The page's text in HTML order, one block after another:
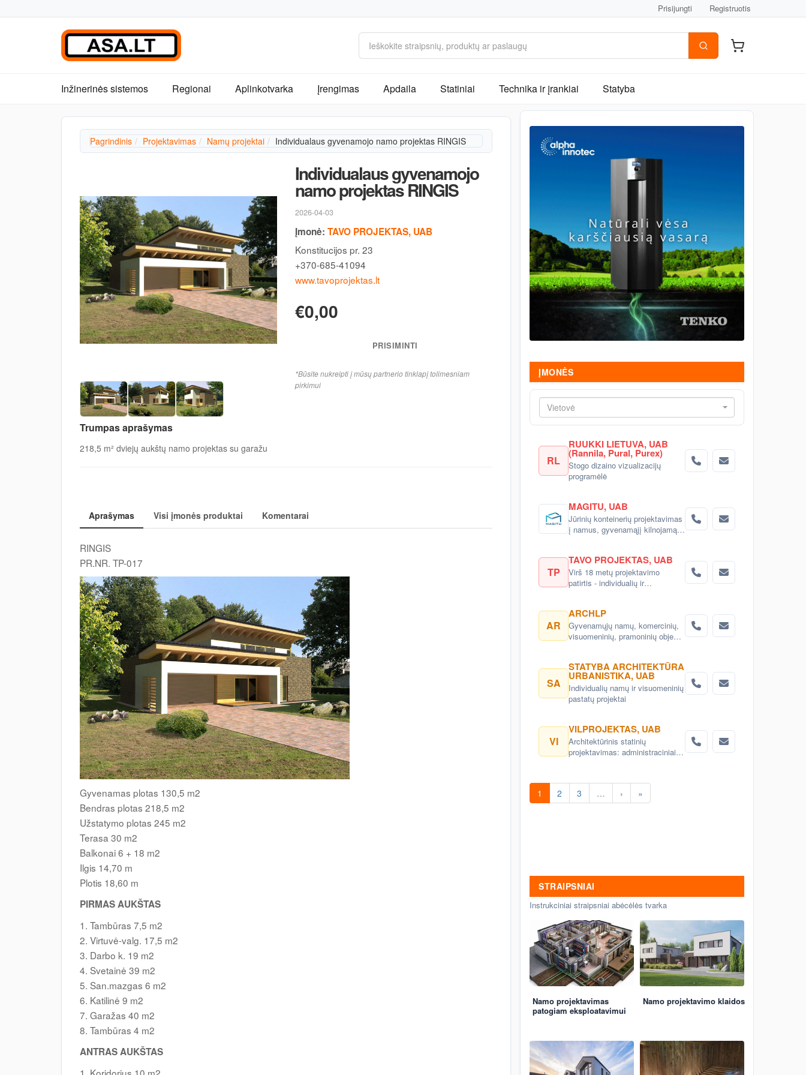
Prisijungti Registruotis
Inžinerinės sistemos Regionai Aplinkotvarka Įrengimas Apdaila Statiniai Technika ir įrankiai Statyba
Pagrindinis Projektavimas Namų projektai Individualaus gyvenamojo namo projektas RINGIS
Individualaus gyvenamojo
namo projektas RINGIS
2026-04-03
Įmonė: TAVO PROJEKTAS, UAB
Konstitucijos pr. 23
+370-685-41094
www.tavoprojektas.lt
€0,00
PRISIMINTI
*Būsite nukreipti į mūsų partnerio tinklapį tolimesniam
pirkimui
Trumpas aprašymas
218,5 m² dviejų aukštų namo projektas su garažu
Aprašymas Visi įmonės produktai Komentarai
RINGIS
PR.NR. TP-017
Gyvenamas plotas 130,5 m2
Bendras plotas 218,5 m2
Užstatymo plotas 245 m2
Terasa 30 m2
Balkonai 6 + 18 m2
Ilgis 14,70 m
Plotis 18,60 m
PIRMAS AUKŠTAS
1. Tambūras 7,5 m2
2. Virtuvė-valg. 17,5 m2
3. Darbo k. 19 m2
4. Svetainė 39 m2
5. San.mazgas 6 m2
6. Katilinė 9 m2
7. Garažas 40 m2
8. Tambūras 4 m2
ANTRAS AUKŠTAS
ĮMONĖS
Vietovė
RL
RUUKKI LIETUVA, UAB
(Rannila, Pural, Purex)
Stogo dizaino vizualizacijų
programėlė
MAGITU, UAB
Jūrinių konteinerių projektavimas
į namus, gyvenamąjį kilnojamą,
TP
TAVO PROJEKTAS, UAB
Virš 18 metų projektavimo
patirtis - individualių ir
pastatų, interjerų, landšafto
projektavimas.
AR
ARCHLP
Gyvenamųjų namų, komercinių,
visuomeninių, pramoninių objektų
SA
STATYBA ARCHITEKTŪRA
URBANISTIKA, UAB
Individualių namų ir visuomeninių
pastatų projektai
VI
VILPROJEKTAS, UAB
Architektūrinis statinių
projektavimas: administraciniai,
architektų, interjero dizaino
paslaugos, konsultacijos.
Teritorijų planavimas, detalieji
1 2 3 … › »
STRAIPSNIAI
Instrukciniai straipsniai abėcėlės tvarka
Namo projektavimas
patogiam eksploatavimui
Namo projektavimo klaidos